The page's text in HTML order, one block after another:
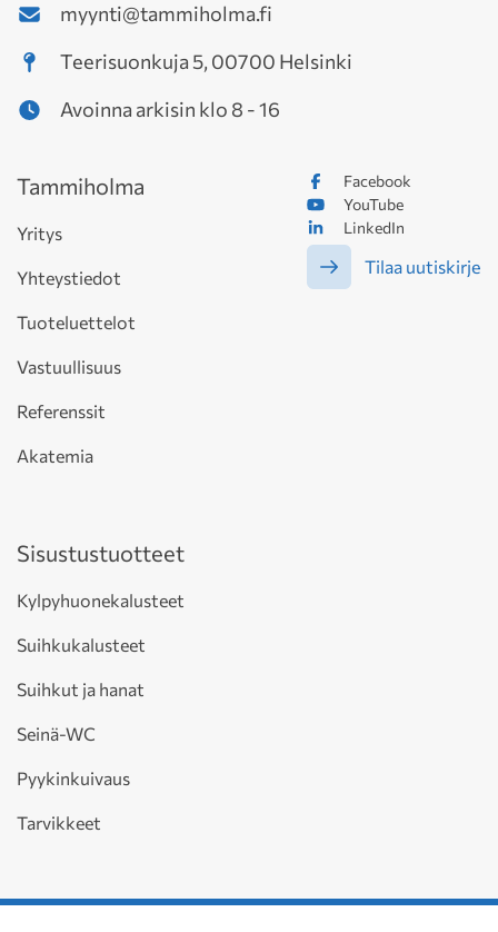
myynti@tammiholma.fi
Teerisuonkuja 5, 00700 Helsinki
Avoinna arkisin klo 8 - 16
Facebook
YouTube
LinkedIn
Tilaa uutiskirje
Tammiholma
Yritys
Yhteystiedot
Tuoteluettelot
Vastuullisuus
Referenssit
Akatemia
Sisustustuotteet
Kylpyhuonekalusteet
Suihkukalusteet
Suihkut ja hanat
Seinä-WC
Pyykinkuivaus
Tarvikkeet